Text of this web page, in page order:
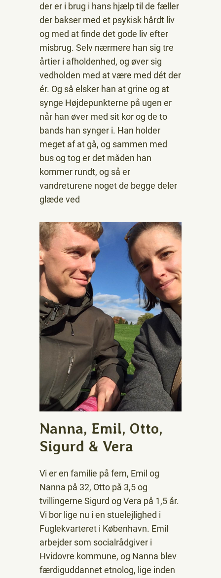
der er i brug i hans hjælp til de fæller
der bakser med et psykisk hårdt liv
og med at finde det gode liv efter
misbrug. Selv nærmere han sig tre
årtier i afholdenhed, og øver sig
vedholden med at være med dét der
ér. Og så elsker han at grine og at
synge Højdepunkterne på ugen er
når han øver med sit kor og de to
bands han synger i. Han holder
meget af at gå, og sammen med
bus og tog er det måden han
kommer rundt, og så er
vandreturene noget de begge deler
glæde ved
Nanna, Emil, Otto,
Sigurd & Vera
Vi er en familie på fem, Emil og
Nanna på 32, Otto på 3,5 og
tvillingerne Sigurd og Vera på 1,5 år.
Vi bor lige nu i en stuelejlighed i
Fuglekvarteret i København. Emil
arbejder som socialrådgiver i
Hvidovre kommune, og Nanna blev
færdiguddannet etnolog, lige inden